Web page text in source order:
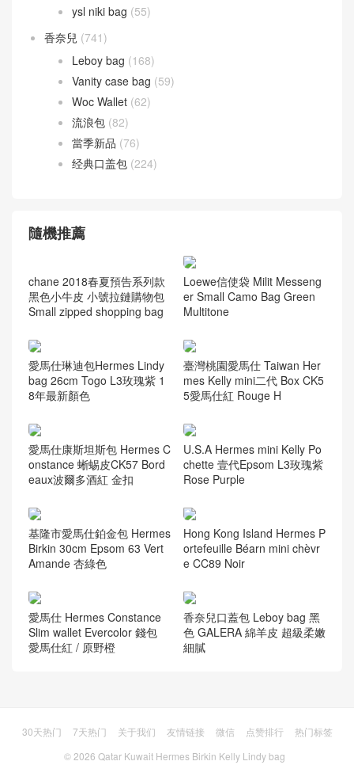
ysl niki bag (55)
香奈兒 (741)
Leboy bag (168)
Vanity case bag (59)
Woc Wallet (62)
流浪包 (82)
當季新品 (76)
经典口盖包 (224)
隨機推薦
chane 2018春夏預告系列款
黑色小牛皮 小號拉鏈購物包
Small zipped shopping bag
Loewe信使袋 Milit Messeng
er Small Camo Bag Green
Multitone
愛馬仕琳迪包Hermes Lindy
bag 26cm Togo L3玫瑰紫 1
8年最新顏色
臺灣桃園愛馬仕 Taiwan Her
mes Kelly mini二代 Box CK5
5愛馬仕紅 Rouge H
愛馬仕康斯坦斯包 Hermes C
onstance 蜥蜴皮CK57 Bord
eaux波爾多酒紅 金扣
U.S.A Hermes mini Kelly Po
chette 壹代Epsom L3玫瑰紫
Rose Purple
基隆市愛馬仕鉑金包 Hermes
Birkin 30cm Epsom 63 Vert
Amande 杏綠色
Hong Kong Island Hermes P
ortefeuille Béarn mini chèvr
e CC89 Noir
愛馬仕 Hermes Constance
Slim wallet Evercolor 錢包
愛馬仕紅 / 原野橙
香奈兒口蓋包 Leboy bag 黑
色 GALERA 綿羊皮 超級柔嫩
細膩
30天热门 7天热门 关于我们 友情链接 微信 点赞排行
热门标签
© 2026 Qatar Kuwait Hermes Birkin Kelly Lindy bag